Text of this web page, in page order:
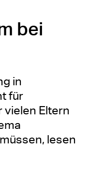
bei
in
für
vielen Eltern
lesen